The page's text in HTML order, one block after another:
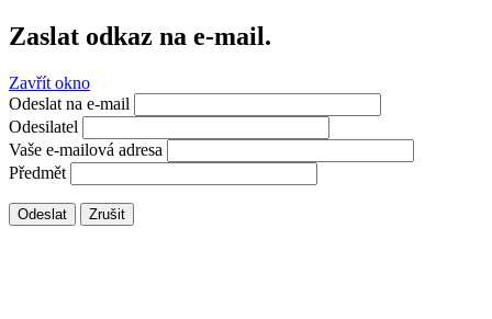
Zaslat odkaz na e-mail.
Zavřít okno
Odeslat na e-mail
Odesilatel
Vaše e-mailová adresa
Předmět
Odeslat Zrušit